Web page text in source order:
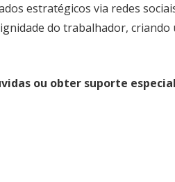
estratégicos via redes
do trabalhador,
ou obter suporte